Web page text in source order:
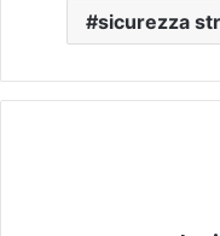
sicurezza